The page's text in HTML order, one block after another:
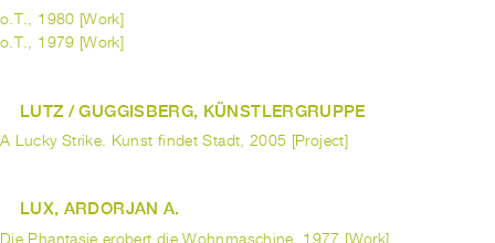
o.T., 1980 [Work]
o.T., 1979 [Work]
LUTZ / GUGGISBERG, KÜNSTLERGRUPPE
A Lucky Strike. Kunst findet Stadt, 2005 [Project]
LUX, ARDORJAN A.
Die Phantasie erobert die Wohnmaschine, 1977 [Work]